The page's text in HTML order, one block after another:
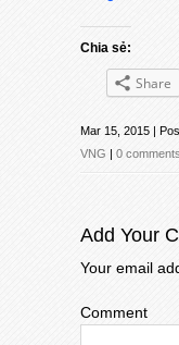
Chia sẻ:
Share
Mar 15, 2015 |
VNG | 0 comments
Add Your
Your email
Comment